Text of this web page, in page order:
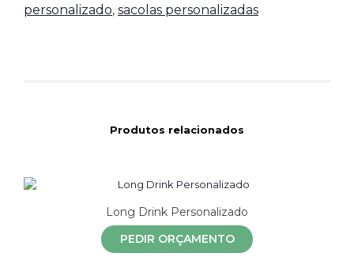
personalizado, sacolas personalizadas
Produtos relacionados
Long Drink Personalizado
PEDIR ORÇAMENTO